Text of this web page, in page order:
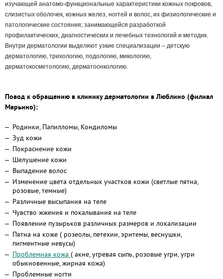
изучающей анатомо-функциональные характеристики кожных покровов,
слизистых оболочек, кожных желез, ногтей и волос, их физиологические и
патологические состояния; занимающейся разработкой
профилактических, диагностических и лечебных технологий и методик.
Внутри дерматологии выделяют узкие специализации – детскую
дерматологию, трихологию, подологию, микологию,
дерматокосметологию, дерматоонкологию.
Повод к обращению в клинику дерматологии в Люблино (филиал
Марьино):
Родинки, Папилломы, Кондиломы
Зуд кожи
Покраснение кожи
Шелушение кожи
Выпадение волос
Изменение цвета отдельных участков кожи (светлые пятна,
розовые, темные)
Различные высыпания на теле
Чувство жжения и покалывания на теле
Появление пузырьков различных размеров и локализации
Пятна на коже ( розеолы, петехии, эритемы, веснушки,
пигментные невусы)
Проблемная кожа ( акне, угревая сыпь, розовые угри, угри
обыкновенные, жирная кожа)
Проблемные ногти